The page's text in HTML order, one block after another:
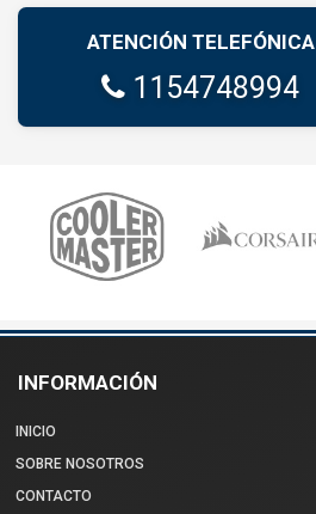
ATENCIÓN TELEFÓNICA
1154748994
INFORMACIÓN
INICIO
SOBRE NOSOTROS
CONTACTO